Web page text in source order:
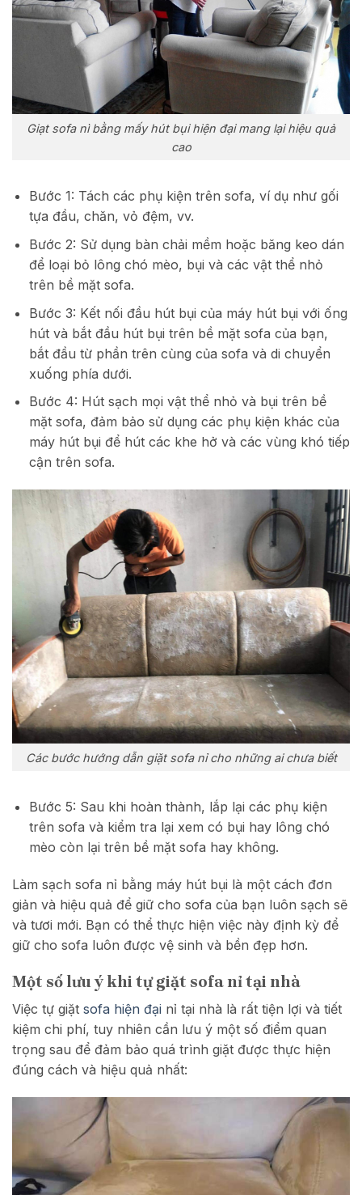
Giạt sofa nì bằng mấy hút bụi hiện đại mang lại hiệu quả
cao
Bước 1: Tách các phụ kiện trên sofa, ví dụ như gối
tựa đầu, chăn, vỏ đệm, vv.
Bước 2: Sử dụng bàn chải mềm hoặc băng keo dán
để loại bỏ lông chó mèo, bụi và các vật thể nhỏ
trên bề mặt sofa.
Bước 3: Kết nối đầu hút bụi của máy hút bụi với ống
hút và bắt đầu hút bụi trên bề mặt sofa của bạn,
bắt đầu từ phần trên cùng của sofa và di chuyển
xuống phía dưới.
Bước 4: Hút sạch mọi vật thể nhỏ và bụi trên bề
mặt sofa, đảm bảo sử dụng các phụ kiện khác của
máy hút bụi để hút các khe hở và các vùng khó tiếp
cận trên sofa.
Các bước hướng dẫn giặt sofa nỉ cho những ai chưa biết
Bước 5: Sau khi hoàn thành, lắp lại các phụ kiện
trên sofa và kiểm tra lại xem có bụi hay lông chó
mèo còn lại trên bề mặt sofa hay không.
Làm sạch sofa nỉ bằng máy hút bụi là một cách đơn
giản và hiệu quả để giữ cho sofa của bạn luôn sạch sẽ
và tươi mới. Bạn có thể thực hiện việc này định kỳ để
giữ cho sofa luôn được vệ sinh và bền đẹp hơn.
Một số lưu ý khi tự giặt sofa nỉ tại nhà
Việc tự giặt sofa hiện đại nỉ tại nhà là rất tiện lợi và tiết
kiệm chi phí, tuy nhiên cần lưu ý một số điểm quan
trọng sau để đảm bảo quá trình giặt được thực hiện
đúng cách và hiệu quả nhất: